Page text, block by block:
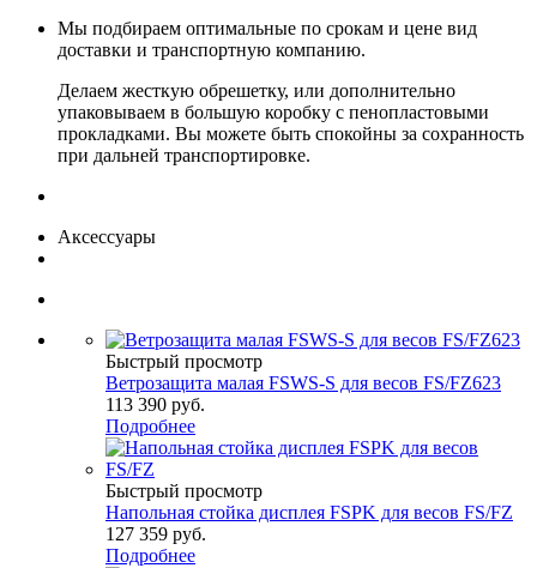
Мы подбираем оптимальные по срокам и цене вид
доставки и транспортную компанию.
Делаем жесткую обрешетку, или дополнительно
упаковываем в большую коробку с пенопластовыми
прокладками. Вы можете быть спокойны за сохранность
при дальней транспортировке.
Аксессуары
Быстрый просмотр
Ветрозащита малая FSWS-S для весов FS/FZ623
113 390 руб.
Подробнее
Быстрый просмотр
Напольная стойка дисплея FSPK для весов FS/FZ
127 359 руб.
Подробнее